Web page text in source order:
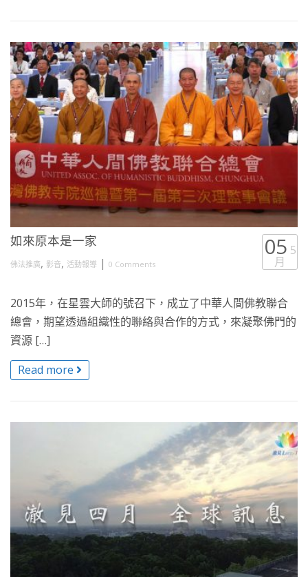
如來原本是一家
佛法推廣, 影音, 活動報導 | 0 Comments
05 5
月
2015年，在星雲大師的號召下，成立了中華人間佛教聯合
總會，期望透過組織性的聯絡與合作的方式，來凝聚佛門的
資源 […]
Read more